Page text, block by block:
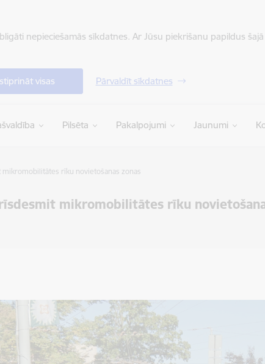
nepieciešamās sīkdatnes. Ar Jūsu piekrišanu papildus
visas Pārvaldīt sīkdatnes
Pilsēta Pakalpojumi Jaunumi
rīku novietošanas zonas
mikromobilitātes rīku